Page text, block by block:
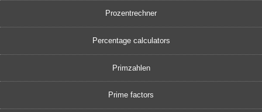
Prozentrechner
Percentage calculators
Primzahlen
Prime factors